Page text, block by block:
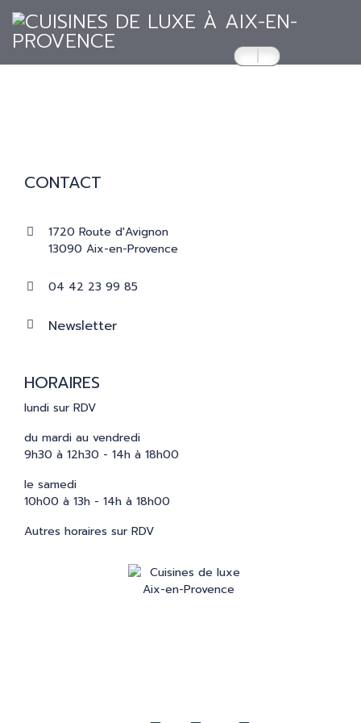
CUISINES
RÉALISATIONS
CONTACT
1720 Route d'Avignon
13090 Aix-en-Provence
04 42 23 99 85
Newsletter
HORAIRES
lundi sur RDV
du mardi au vendredi
9h30 à 12h30 - 14h à 18h00
le samedi
10h00 à 13h - 14h à 18h00
Autres horaires sur RDV